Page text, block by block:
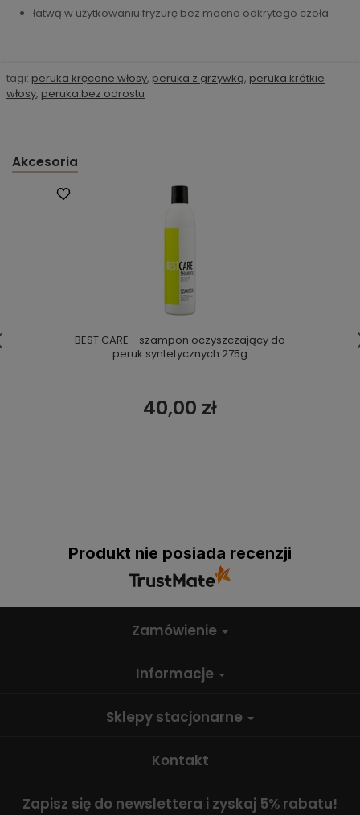
łatwą w użytkowaniu fryzurę bez mocno odkrytego czoła
tagi: peruka kręcone włosy, peruka z grzywką, peruka krótkie
włosy, peruka bez odrostu
Akcesoria
BEST CARE - szampon oczyszczający do
peruk syntetycznych 275g
40,00 zł
Produkt nie posiada recenzji
Zamówienie
Informacje
Sklepy stacjonarne
Kontakt
Zapisz się do newslettera i zyskaj 5% rabatu!